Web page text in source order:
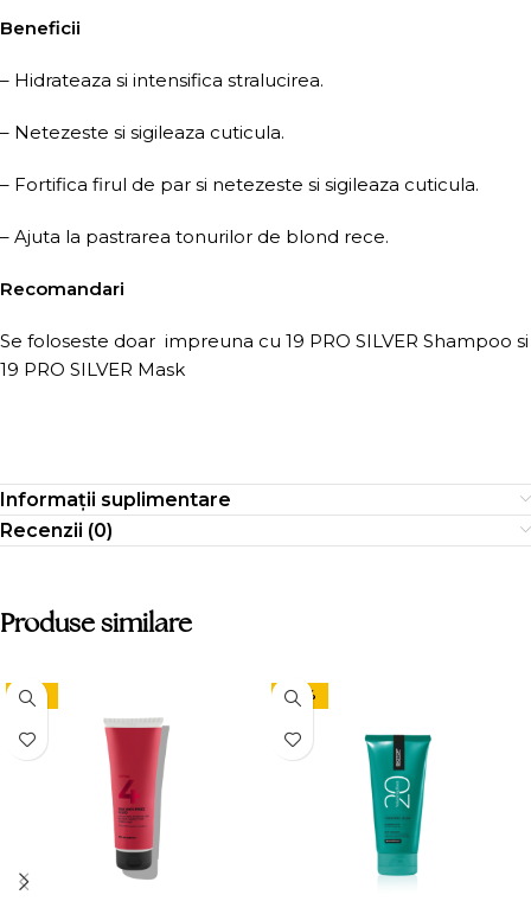
Beneficii
– Hidrateaza si intensifica stralucirea.
– Netezeste si sigileaza cuticula.
– Fortifica firul de par si netezeste si sigileaza cuticula.
– Ajuta la pastrarea tonurilor de blond rece.
Recomandari
Se foloseste doar impreuna cu 19 PRO SILVER Shampoo si
19 PRO SILVER Mask
Informații suplimentare
Recenzii (0)
Produse similare
-15% -24%